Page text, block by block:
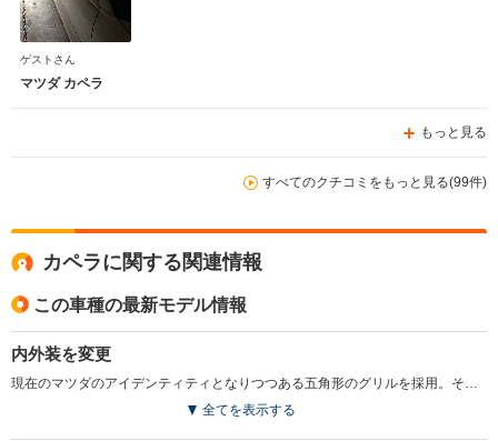
ゲストさん
マツダ カペラ
もっと見る
すべてのクチコミをもっと見る(99件)
カペラに関する関連情報
この車種の最新モデル情報
内外装を変更
全てを表示する